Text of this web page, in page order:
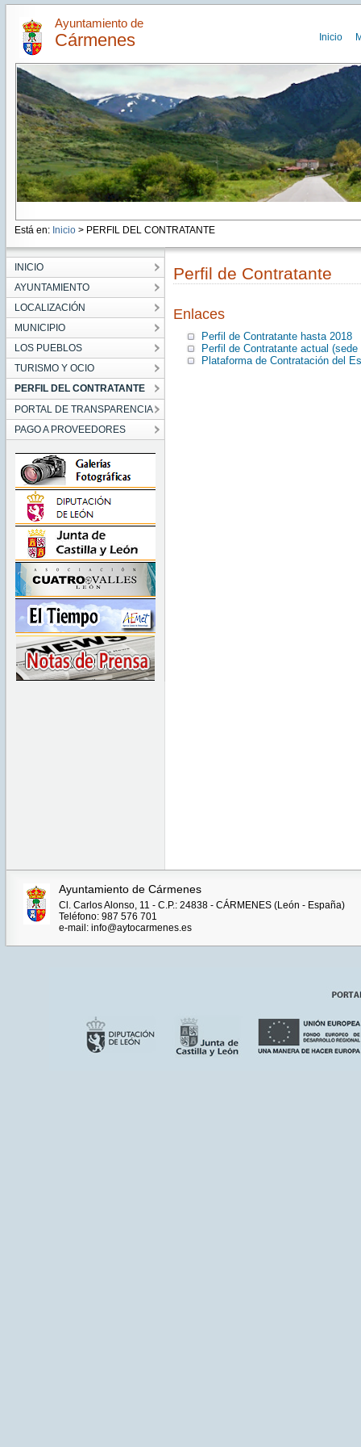
Ayuntamiento de
Cármenes Inicio
Está en: Inicio > PERFIL DEL CONTRATANTE
INICIO
AYUNTAMIENTO
LOCALIZACIÓN
MUNICIPIO
LOS PUEBLOS
TURISMO Y OCIO
PERFIL DEL CONTRATANTE
PORTAL DE TRANSPARENCIA
PAGO A PROVEEDORES
Perfil de Contratante
Enlaces
Perfil de Contratante hasta 2018
Perfil de Contratante actual (sede
Plataforma de Contratación del
Ayuntamiento de Cármenes
Cl. Carlos Alonso, 11 - C.P.: 24838 - CÁRMENES (León - España)
Teléfono: 987 576 701
e-mail: info@aytocarmenes.es